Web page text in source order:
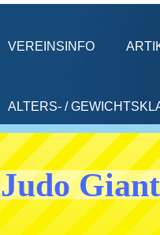
VEREINSINFO
ALTERS- /
Judo